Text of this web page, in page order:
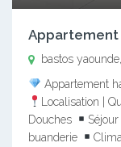
Appartement
bastos yaounde,
Appartement
Localisation |
Douches
buanderie